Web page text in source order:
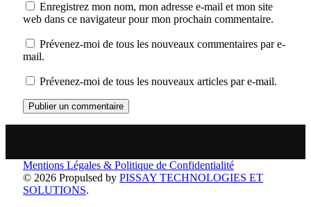
Enregistrez mon nom, mon adresse e-mail et mon site
web dans ce navigateur pour mon prochain commentaire.
Prévenez-moi de tous les nouveaux commentaires par e-
mail.
Prévenez-moi de tous les nouveaux articles par e-mail.
Mentions Légales & Politique de Confidentialité
© 2026 Propulsed by PISSAY TECHNOLOGIES ET
SOLUTIONS.